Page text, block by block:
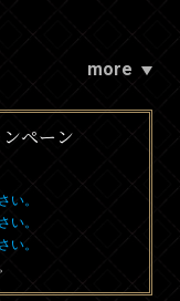
more
ペーン
い。
い。
い。